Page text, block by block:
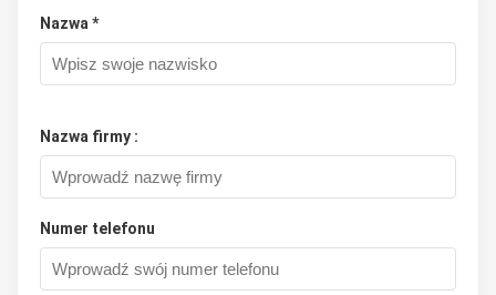
Nazwa *
Nazwa firmy :
Numer telefonu